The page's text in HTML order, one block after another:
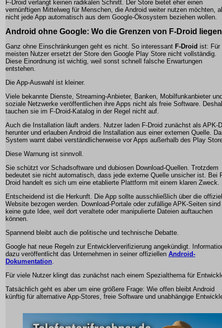
F-Droid verlangt keinen radikalen Schnitt. Der Store bietet eher einen
vernünftigen Mittelweg für Menschen, die Android weiter nutzen möchten,
nicht jede App automatisch aus dem Google-Ökosystem beziehen wollen.
Android ohne Google: Wo die Grenzen von F-Droid liegen
Ganz ohne Einschränkungen geht es nicht. So interessant F-Droid ist: Für
meisten Nutzer ersetzt der Store den Google Play Store nicht vollständig.
Diese Einordnung ist wichtig, weil sonst schnell falsche Erwartungen
entstehen.
Die App-Auswahl ist kleiner.
Viele bekannte Dienste, Streaming-Anbieter, Banken, Mobilfunkanbieter
soziale Netzwerke veröffentlichen ihre Apps nicht als freie Software.
tauchen sie im F-Droid-Katalog in der Regel nicht auf.
Auch die Installation läuft anders. Nutzer laden F-Droid zunächst als APK-
herunter und erlauben Android die Installation aus einer externen Quelle.
System warnt dabei verständlicherweise vor Apps außerhalb des Play
Diese Warnung ist sinnvoll.
Sie schützt vor Schadsoftware und dubiosen Download-Quellen. Trotzdem
bedeutet sie nicht automatisch, dass jede externe Quelle unsicher ist. Bei
Droid handelt es sich um eine etablierte Plattform mit einem klaren Zweck.
Entscheidend ist die Herkunft. Die App sollte ausschließlich über die
Website bezogen werden. Download-Portale oder zufällige APK-Seiten sind
keine gute Idee, weil dort veraltete oder manipulierte Dateien auftauchen
können.
Spannend bleibt auch die politische und technische Debatte.
Google hat neue Regeln zur Entwicklerverifizierung angekündigt.
dazu veröffentlicht das Unternehmen in seiner offiziellen Android-
Dokumentation.
Für viele Nutzer klingt das zunächst nach einem Spezialthema für
Tatsächlich geht es aber um eine größere Frage: Wie offen bleibt Android
künftig für alternative App-Stores, freie Software und unabhängige